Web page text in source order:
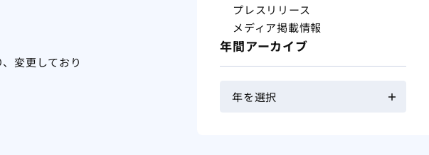
変更しており
プレスリリース
メディア掲載情報
年間アーカイブ